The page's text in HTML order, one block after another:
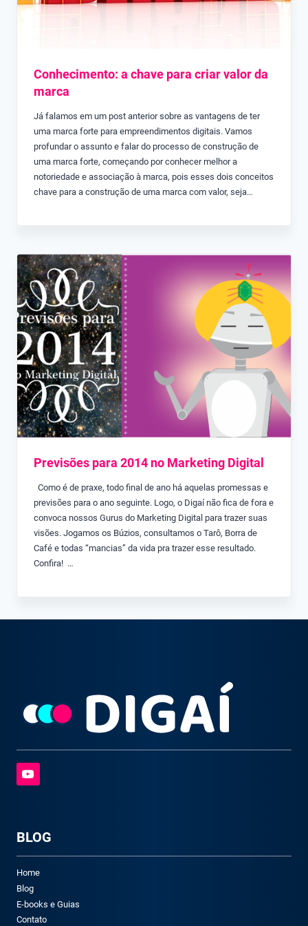
Conhecimento: a chave para criar valor da
marca
Já falamos em um post anterior sobre as vantagens de ter
uma marca forte para empreendimentos digitais. Vamos
profundar o assunto e falar do processo de construção de
uma marca forte, começando por conhecer melhor a
notoriedade e associação à marca, pois esses dois conceitos
chave para a construção de uma marca com valor, seja…
Previsões para 2014 no Marketing Digital
Como é de praxe, todo final de ano há aquelas promessas e
previsões para o ano seguinte. Logo, o Digaí não fica de fora e
convoca nossos Gurus do Marketing Digital para trazer suas
visões. Jogamos os Búzios, consultamos o Tarô, Borra de
Café e todas “mancias” da vida pra trazer esse resultado.
Confira! …
BLOG
Home
Blog
E-books e Guias
Contato